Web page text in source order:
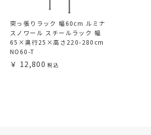
突っ張りラック 幅60cm ルミナ
スノワール スチールラック 幅
65×奥行25×高さ220-280cm
NO60-T
12,800